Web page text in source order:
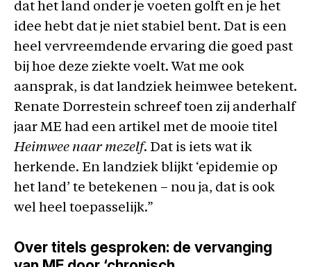
dat het land onder je voeten golft en je het
idee hebt dat je niet stabiel bent. Dat is een
heel vervreemdende ervaring die goed past
bij hoe deze ziekte voelt. Wat me ook
aansprak, is dat landziek heimwee betekent.
Renate Dorrestein schreef toen zij anderhalf
jaar ME had een artikel met de mooie titel
Heimwee naar mezelf. Dat is iets wat ik
herkende. En landziek blijkt ‘epidemie op
het land’ te betekenen – nou ja, dat is ook
wel heel toepasselijk.”
Over titels gesproken: de vervanging